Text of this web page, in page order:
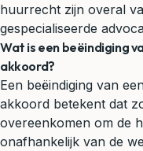
huurrecht zijn overal
gespecialiseerde
Wat is een beëindiging
akkoord?
Een beëindiging van
akkoord betekent dat
overeenkomen om de
onafhankelijk van de